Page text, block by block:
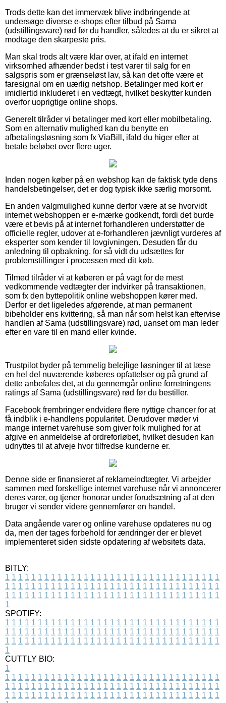
Trods dette kan det immervæk blive indbringende at
undersøge diverse e-shops efter tilbud på Sama
(udstillingsvare) rød før du handler, således at du er sikret at
modtage den skarpeste pris.
Man skal trods alt være klar over, at ifald en internet
virksomhed afhænder bedst i test varer til salg for en
salgspris som er grænseløst lav, så kan det ofte være et
faresignal om en uærlig netshop. Betalinger med kort er
imidlertid inkluderet i en vedtægt, hvilket beskytter kunden
overfor uoprigtige online shops.
Generelt tilråder vi betalinger med kort eller mobilbetaling.
Som en alternativ mulighed kan du benytte en
afbetalingsløsning som fx ViaBill, ifald du higer efter at
betale beløbet over flere uger.
Inden nogen køber på en webshop kan de faktisk tyde dens
handelsbetingelser, det er dog typisk ikke særlig morsomt.
En anden valgmulighed kunne derfor være at se hvorvidt
internet webshoppen er e-mærke godkendt, fordi det burde
være et bevis på at internet forhandleren understøtter de
officielle regler, udover at e-forhandleren jævnligt vurderes af
eksperter som kender til lovgivningen. Desuden får du
anledning til opbakning, for så vidt du udsættes for
problemstillinger i processen med dit køb.
Tilmed tilråder vi at køberen er på vagt for de mest
vedkommende vedtægter der indvirker på transaktionen,
som fx den byttepolitik online webshoppen kører med.
Derfor er det ligeledes afgørende, at man permanent
bibeholder ens kvittering, så man når som helst kan eftervise
handlen af Sama (udstillingsvare) rød, uanset om man leder
efter en vare til en mand eller kvinde.
Trustpilot byder på temmelig belejlige løsninger til at læse
en hel del nuværende køberes opfattelser og på grund af
dette anbefales det, at du gennemgår online forretningens
ratings af Sama (udstillingsvare) rød før du bestiller.
Facebook frembringer endvidere flere nyttige chancer for at
få indblik i e-handlens popularitet. Derudover møder vi
mange internet varehuse som giver folk mulighed for at
afgive en anmeldelse af ordreforløbet, hvilket desuden kan
udnyttes til at afveje hvor tilfredse kunderne er.
Denne side er finansieret af reklameindtægter. Vi arbejder
sammen med forskellige internet varehuse når vi annoncerer
deres varer, og tjener honorar under forudsætning af at den
bruger vi sender videre gennemfører en handel.
Data angående varer og online varehuse opdateres nu og
da, men der tages forbehold for ændringer der er blevet
implementeret siden sidste opdatering af websitets data.
BITLY:
1 1 1 1 1 1 1 1 1 1 1 1 1 1 1 1 1 1 1 1 1 1 1 1 1 1 1 1 1 1 1 1 1
1 1 1 1 1 1 1 1 1 1 1 1 1 1 1 1 1 1 1 1 1 1 1 1 1 1 1 1 1 1 1 1 1
1 1 1 1 1 1 1 1 1 1 1 1 1 1 1 1 1 1 1 1 1 1 1 1 1 1 1 1 1 1 1 1 1
1
SPOTIFY:
1 1 1 1 1 1 1 1 1 1 1 1 1 1 1 1 1 1 1 1 1 1 1 1 1 1 1 1 1 1 1 1 1
1 1 1 1 1 1 1 1 1 1 1 1 1 1 1 1 1 1 1 1 1 1 1 1 1 1 1 1 1 1 1 1 1
1 1 1 1 1 1 1 1 1 1 1 1 1 1 1 1 1 1 1 1 1 1 1 1 1 1 1 1 1 1 1 1 1
1
CUTTLY BIO:
1
1 1 1 1 1 1 1 1 1 1 1 1 1 1 1 1 1 1 1 1 1 1 1 1 1 1 1 1 1 1 1 1 1
1 1 1 1 1 1 1 1 1 1 1 1 1 1 1 1 1 1 1 1 1 1 1 1 1 1 1 1 1 1 1 1 1
1 1 1 1 1 1 1 1 1 1 1 1 1 1 1 1 1 1 1 1 1 1 1 1 1 1 1 1 1 1 1 1 1